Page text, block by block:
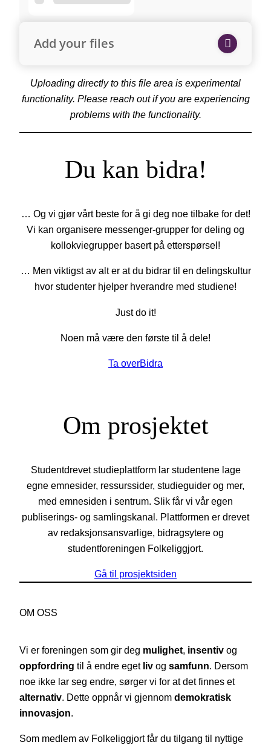
Add your files
Uploading directly to this file area is experimental
functionality. Please reach out if you are experiencing
problems with the functionality.
Du kan bidra!
… Og vi gjør vårt beste for å gi deg noe tilbake for det!
Vi kan organisere messenger-grupper for deling og
kollokviegrupper basert på etterspørsel!
… Men viktigst av alt er at du bidrar til en delingskultur
hvor studenter hjelper hverandre med studiene!
Just do it!
Noen må være den første til å dele!
Ta overBidra
Om prosjektet
Studentdrevet studieplattform lar studentene lage
egne emnesider, ressurssider, studieguider og mer,
med emnesiden i sentrum. Slik får vi vår egen
publiserings- og samlingskanal. Plattformen er drevet
av redaksjonsansvarlige, bidragsytere og
studentforeningen Folkeliggjort.
Gå til prosjektsiden
OM OSS
Vi er foreningen som gir deg mulighet, insentiv og
oppfordring til å endre eget liv og samfunn. Dersom
noe ikke lar seg endre, sørger vi for at det finnes et
alternativ. Dette oppnår vi gjennom demokratisk
innovasjon.
Som medlem av Folkeliggjort får du tilgang til nyttige